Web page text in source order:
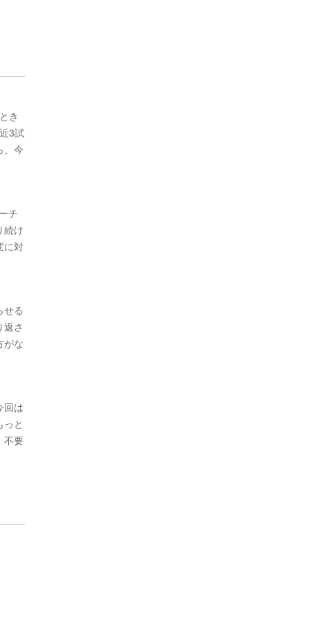
き
3試
、今
チ
続け
に対
せる
さ
がな
回は
と
不要